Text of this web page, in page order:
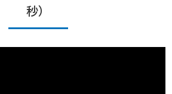
秒）